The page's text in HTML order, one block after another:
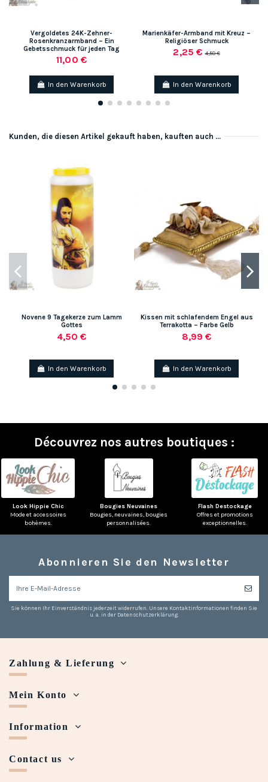
Vergoldetes 24K-Zehner-
Rosenkranzarmband – Ein
Gebetsschmuck für jeden Tag
11,00 €
In den Warenkorb
Marienkäfer-Armband mit Kreuz –
Religiöser Schmuck
2,25 €4,50 €
In den Warenkorb
Kunden, die diesen Artikel gekauft haben, kauften auch ...
Novene 9 Tagekerze zum Lamm
Gottes
4,50 €
In den Warenkorb
Kissen mit schlafendem Engel aus
Terrakotta – Farbe Gelb
8,99 €
In den Warenkorb
Découvrez nos autres boutiques :
Look Hippie Chic
Mode et accessoires
bohèmes.
Bougies Neuvaines
Bougies, neuvaines, bougies
personnalisées.
Flash Destockage
Offres et promotions
exceptionnelles.
Abonnieren Sie den Newsletter
Sie können Ihr Einverständnis jederzeit widerrufen. Unsere Kontaktinformationen finden Sie
u. a. in der Datenschutzerklärung.
Zahlung & Lieferung
Mein Konto
Information
Contact us